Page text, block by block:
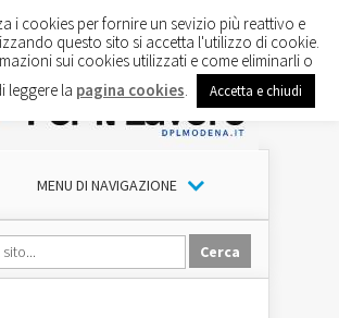
MENU DI NAVIGAZIONE
i cookies per fornire un sevizio più reattivo e
questo sito si accetta l'utilizzo di cookie.
sui cookies utilizzati e come eliminarli o
leggere la pagina cookies Accetta e chiudi